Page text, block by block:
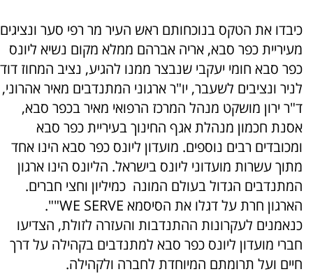
כיבדו את הטקס בנוכחותם ראש העיר מר רפי סער ונציגים
מעיריית כפר סבא, אריה אברהם ממלא מקום נשיא ליונס
כפר סבא חומי יעקבי שנבצר ממנו להגיע, נציב המחוז דוד
לניר ונציבים לשעבר, יו"ר ארגוני המתנדבים מאיר אהרוני,
ד"ר ירון מושקט מנהל המרכז הרפואי מאיר בכפר סבא,
אסנת חכמון מנהלת אגף החינוך בעיריית כפר סבא
ומכובדים רבים נוספים. מועדון ליונס כפר סבא הינו אחד
מתוך עשרות מועדוני ליונס בישראל. הליונס הינו ארגון
המתנדבים הגדול בעולם המונה כמיליון וחצי חברים.
הארגון חרת על דגלו את הסיסמא WE SERVE"".
כנאמנים לעקרונות ההתנדבות והעזרה לזולת, הצדיעו
חברי מועדון ליונס כפר סבא למתנדבים בקהילה על דרך
חיים ועל תרומתם המיוחדת לחברה ולקהילה.